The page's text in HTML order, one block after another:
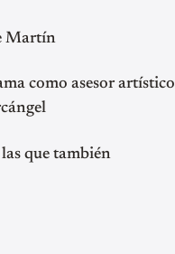
Martín
como asesor artístico
que también